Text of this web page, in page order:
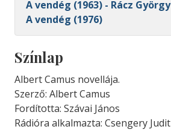
A vendég (1963) - Rácz György
A vendég (1976)
Színlap
Albert Camus novellája.
Szerző: Albert Camus
Fordította: Szávai János
Rádióra alkalmazta: Csengery Judit